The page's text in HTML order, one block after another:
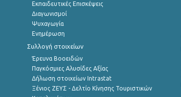
Εκπαιδευτικές Επισκέψεις
Διαγωνισμοί
Ψυχαγωγία
Ενημέρωση
Συλλογή στοιχείων
Έρευνα Βοοειδών
Παγκόσμιες Αλυσίδες Αξίας
Δήλωση στοιχείων Intrastat
Ξένιος ΖΕΥΣ - Δελτίο Κίνησης Τουριστικών